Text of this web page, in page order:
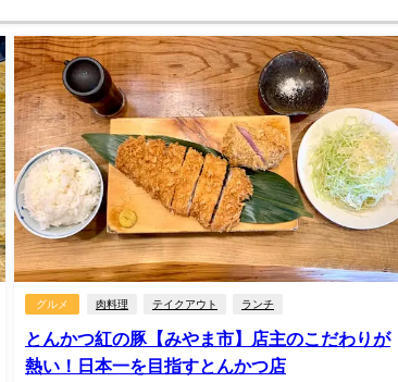
グルメ 肉料理 テイクアウト ランチ
とんかつ紅の豚【みやま市】店主のこだわりが
熱い！日本一を目指すとんかつ店